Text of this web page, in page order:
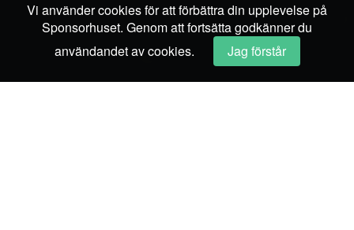
Vi använder cookies för att förbättra din upplevelse på
Sponsorhuset. Genom att fortsätta godkänner du
användandet av cookies.
Jag förstår